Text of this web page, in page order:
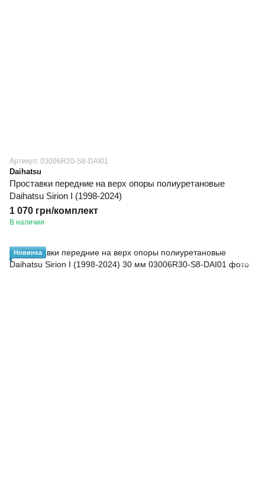
Артикул: 03006R20-S8-DAI01
Daihatsu
Проставки передние на верх опоры полиуретановые
Daihatsu Sirion I (1998-2024)
1 070 грн/комплект
В наличии
Новинка